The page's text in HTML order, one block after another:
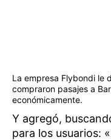
La empresa Flybondi le
compraron pasajes a
económicamente.
Y agregó,
para los usuarios: